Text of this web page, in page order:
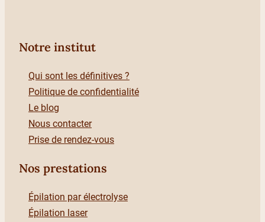
Notre institut
Qui sont les définitives ?
Politique de confidentialité
Le blog
Nous contacter
Prise de rendez-vous
Nos prestations
Épilation par électrolyse
Épilation laser